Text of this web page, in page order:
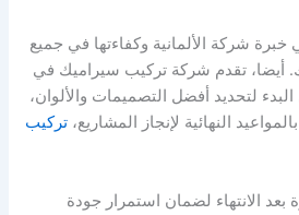
خبرة شركة الألمانية وكفاءتها في جميع
أيضا، تقدم شركة تركيب سيراميك في
لتحديد أفضل التصميمات والألوان،
النهائية لإنجاز المشاريع،تركيب
الانتهاء لضمان استمرار جودة